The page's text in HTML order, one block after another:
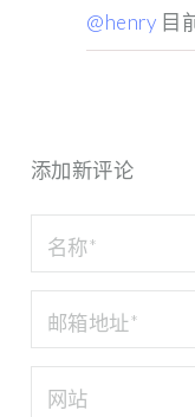
@henry 目
添加新评论